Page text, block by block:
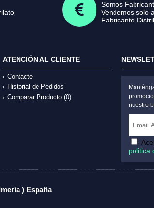
Somos
Vendemos solo
Fabricante-
ATENCIÓN AL CLIENTE
Contacte
Historial de Pedidos
Comparar Producto (0)
nuestro
politica
) España